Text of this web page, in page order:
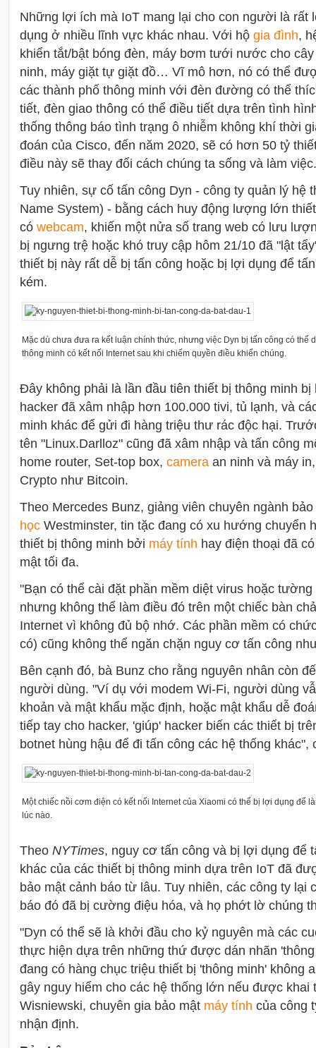
Những lợi ích mà IoT mang lại cho con người là rất
dụng ở nhiều lĩnh vực khác nhau. Với hộ gia đình,
khiển tắt/bật bóng đèn, máy bơm tưới nước cho
ninh, máy giặt tự giặt đồ… Vĩ mô hơn, nó có thể
các thành phố thông minh với đèn đường có thể
tiết, đèn giao thông có thể điều tiết dựa trên tình
thống thông báo tình trạng ô nhiễm không khí thời
đoán của Cisco, đến năm 2020, sẽ có hơn 50 tỷ
điều này sẽ thay đổi cách chúng ta sống và làm việc.
Tuy nhiên, sự cố tấn công Dyn - công ty quản lý hệ
Name System) - bằng cách huy động lượng lớn
có webcam, khiến một nửa số trang web có lưu
bị ngưng trệ hoặc khó truy cập hôm 21/10 đã "lật
thiết bị này rất dễ bị tấn công hoặc bị lợi dụng để
kém.
Mặc dù chưa đưa ra kết luận chính thức, nhưng việc Dyn bị tấn công có thể
thông minh có kết nối Internet sau khi chiếm quyền điều khiển chúng.
Đây không phải là lần đầu tiên thiết bị thông minh
hacker đã xâm nhập hơn 100.000 tivi, tủ lạnh, và
minh khác để gửi đi hàng triệu thư rác độc hại.
tên "Linux.Darlloz" cũng đã xâm nhập và tấn công
home router, Set-top box, camera an ninh và máy
Crypto như Bitcoin.
Theo Mercedes Bunz, giảng viên chuyên ngành
học Westminster, tin tặc đang có xu hướng chuyển
thiết bị thông minh bởi máy tính hay điện thoại đã
mật tối đa.
"Bạn có thể cài đặt phần mềm diệt virus hoặc
nhưng không thể làm điều đó trên một chiếc bàn
Internet vì không đủ bộ nhớ. Các phần mềm có
có) cũng không thể ngăn chặn nguy cơ tấn công
Bên cạnh đó, bà Bunz cho rằng nguyên nhân còn
người dùng. "Ví dụ với modem Wi-Fi, người dùng
khoản và mật khẩu mặc định, hoặc mật khẩu dễ
tiếp tay cho hacker, 'giúp' hacker biến các thiết bị
botnet hùng hậu để đi tấn công các hệ thống khác",
Một chiếc nồi cơm điện có kết nối Internet của Xiaomi có thể bị lợi dụng để
lúc nào.
Theo NYTimes, nguy cơ tấn công và bị lợi dụng để
khác của các thiết bị thông minh dựa trên IoT đã
bảo mật cảnh báo từ lâu. Tuy nhiên, các công ty lại
báo đó đã bị cường điệu hóa, và họ phớt lờ chúng
"Dyn có thể sẽ là khởi đầu cho kỷ nguyên mà các
thực hiện dựa trên những thứ được dán nhãn
đang có hàng chục triệu thiết bị 'thông minh' không
gây nguy hiểm cho các hệ thống lớn nếu được khai
Wisniewski, chuyên gia bảo mật máy tính của công
nhận định.